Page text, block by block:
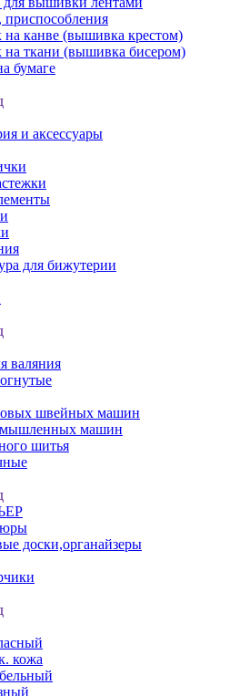
на канве (вышивка крестом)
на ткани (вышивка бисером)
бумаге
и аксессуары
для бижутерии
валяния
швейных машин
машин
шитья
доски,органайзеры
кожа